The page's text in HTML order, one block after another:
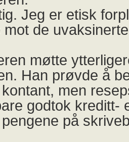
Jeg er etisk
de
møtte
Han prøvde å
men
godtok kreditt-
på